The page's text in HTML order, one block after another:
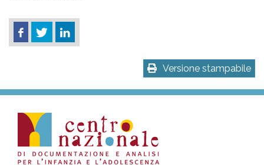
Versione stampabile